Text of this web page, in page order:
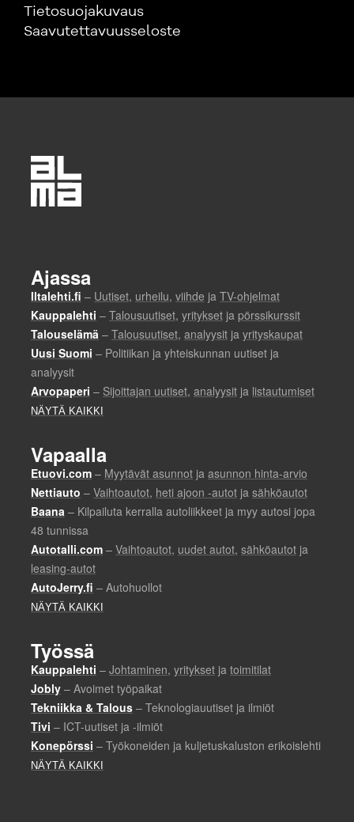
Tietosuojakuvaus
Saavutettavuusseloste